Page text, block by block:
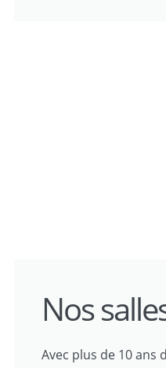
Nos
Avec plus de 10 ans